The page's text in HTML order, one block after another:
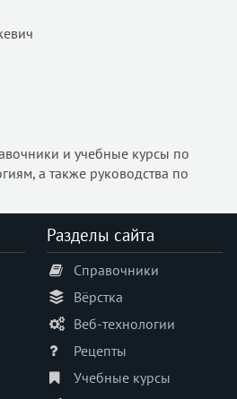
и учебные курсы по
а также руководства по
Разделы сайта
Справочники
Вёрстка
Веб-технологии
Рецепты
Учебные курсы